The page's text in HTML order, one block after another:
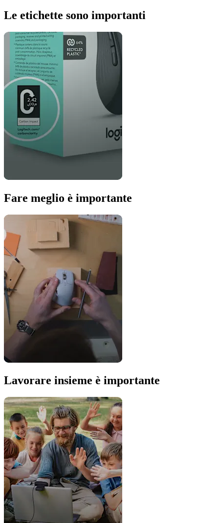
Le etichette sono importanti
Fare meglio è importante
Lavorare insieme è importante